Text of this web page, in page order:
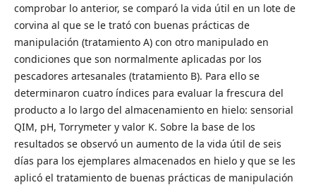
comprobar lo anterior, se comparó la vida útil en un lote de
corvina al que se le trató con buenas prácticas de
manipulación (tratamiento A) con otro manipulado en
condiciones que son normalmente aplicadas por los
pescadores artesanales (tratamiento B). Para ello se
determinaron cuatro índices para evaluar la frescura del
producto a lo largo del almacenamiento en hielo: sensorial
QIM, pH, Torrymeter y valor K. Sobre la base de los
resultados se observó un aumento de la vida útil de seis
días para los ejemplares almacenados en hielo y que se les
aplicó el tratamiento de buenas prácticas de manipulación